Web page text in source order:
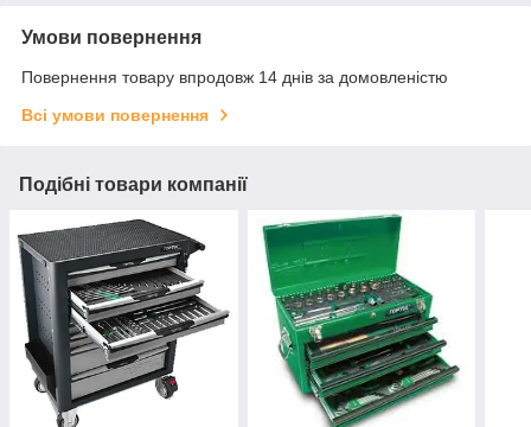
Умови повернення
Повернення товару впродовж 14 днів за домовленістю
Всі умови повернення
Подібні товари компанії